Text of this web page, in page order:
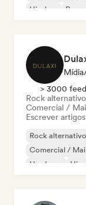
Hip-hop
Pop
> 3000
Rock alternativo
Comercial /
Escrever artigos
Rock alternativo
Comercial /
Hardcore
Hip-